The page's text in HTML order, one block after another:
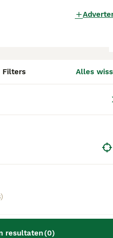
Filters Alles
resultaten(0)
deze lijst hebben een
en fokken pups met